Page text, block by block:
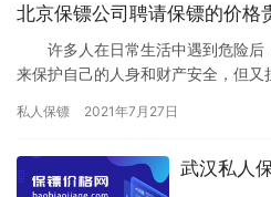
北京保镖公司聘请保镖的价格
许多人在日常生活中遇到危险后
来保护自己的人身和财产安全，但
解下…
私人保镖 2021年7月27日
武汉私人